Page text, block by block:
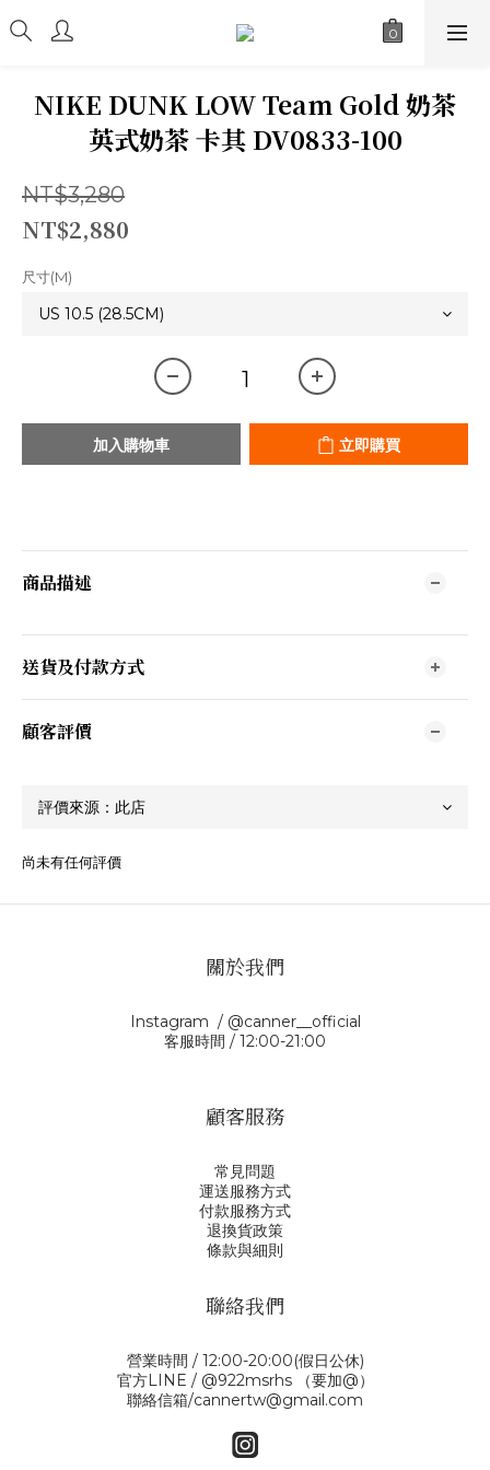
NIKE DUNK LOW Team Gold 奶茶
英式奶茶 卡其 DV0833-100
NT$3,280
NT$2,880
尺寸(M)
加入購物車 立即購買
商品描述
送貨及付款方式
顧客評價
尚未有任何評價
關於我們
Instagram / @canner__official
客服時間 / 12:00-21:00
顧客服務
常見問題
運送服務方式
付款服務方式
退換貨政策
條款與細則
聯絡我們
營業時間 / 12:00-20:00(假日公休)
官方LINE / @922msrhs （要加@）
聯絡信箱/cannertw@gmail.com